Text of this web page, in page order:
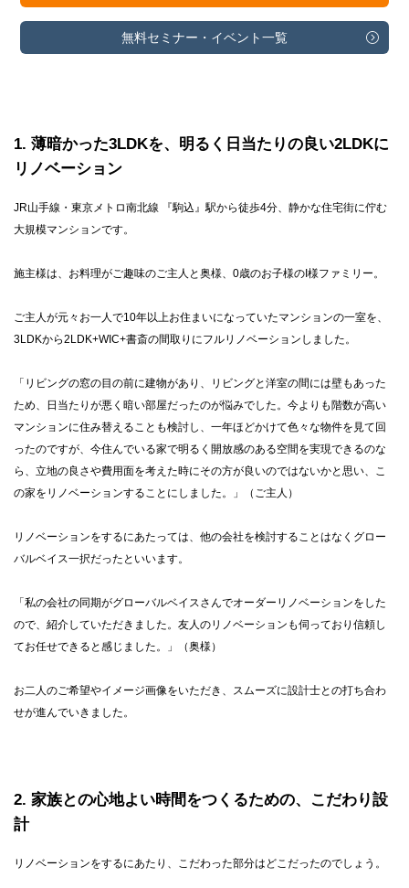
無料セミナー・ イベント一覧
1 薄暗かった3LDKを、明るく日当たりの良い2LDKに
リノベーション
JR山手線・東京メトロ南北線 『駒込』駅から徒歩4分、静かな住宅街に佇む
大規模マンションです。
施主様は、お料理がご趣味のご主人と奥様、0歳のお子様のI様ファミリー。
ご主人が元々お一人で10年以上お住まいになっていたマンションの一室を、
3LDKから2LDK+WIC+書斎の間取りにフルリノベーションしました。
「リビングの窓の目の前に建物があり、リビングと洋室の間には壁もあった
ため、日当たりが悪く暗い部屋だったのが悩みでした。今よりも階数が高い
マンションに住み替えることも検討し、一年ほどかけて色々な物件を見て回
ったのですが、今住んでいる家で明るく開放感のある空間を実現できるのな
ら、立地の良さや費用面を考えた時にその方が良いのではないかと思い、こ
の家をリノベーションすることにしました。」（ご主人）
リノベーションをするにあたっては、他の会社を検討することはなくグロー
バルベイス一択だったといいます。
「私の会社の同期がグローバルベイスさんでオーダーリノベーションをした
ので、紹介していただきました。友人のリノベーションも伺っており信頼し
てお任せできると感じました。」（奥様）
お二人のご希望やイメージ画像をいただき、スムーズに設計士との打ち合わ
せが進んでいきました。
2 家族との心地よい時間をつくるための、こだわり設
計
リノベーションをするにあたり、こだわった部分はどこだったのでしょう。